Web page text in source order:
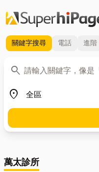
關鍵字搜尋 電話 進階
search
關鍵字
place
地區
萬太診所